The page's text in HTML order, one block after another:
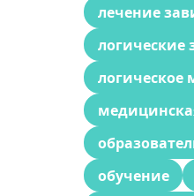
лечение
логические
обучение